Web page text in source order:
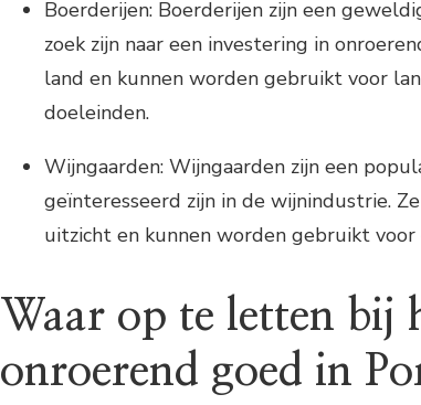
Boerderijen: Boerderijen zijn een
zoek zijn naar een investering in
land en kunnen worden gebruikt voor
doeleinden.
Wijngaarden: Wijngaarden zijn een
geïnteresseerd zijn in de wijnindustrie.
uitzicht en kunnen worden gebruikt
Waar op te letten bij
onroerend goed in